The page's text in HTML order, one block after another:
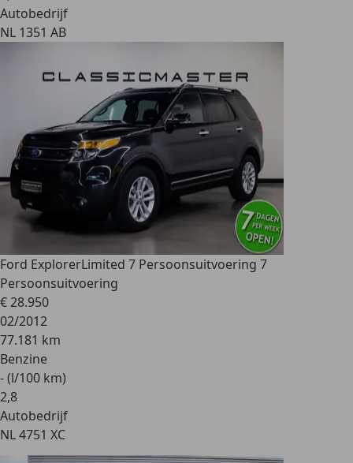
Autobedrijf
NL 1351 AB
Ford ExplorerLimited 7 Persoonsuitvoering 7
Persoonsuitvoering
€ 28.950
02/2012
77.181 km
Benzine
- (l/100 km)
2,8
Autobedrijf
NL 4751 XC